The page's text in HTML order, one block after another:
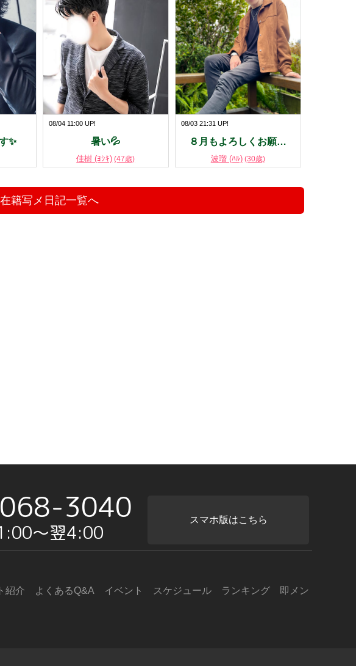
✨
08/04 11:00 UP!
暑い💦
佳樹 (ﾖｼｷ) (47歳)
08/03 21:31 UP!
８月もよろしくお願…
波瑠 (ﾊﾙ) (30歳)
籍写メ日記一覧へ
3040
〜翌4:00
スマホ版はこちら
紹介 よくあるQ&A イベント スケジュール ランキング
即メン